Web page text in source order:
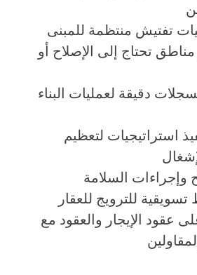
تفتيش منتظمة للمبنى
تحتاج إلى الإصلاح أو
دقيقة لعمليات البناء
استراتيجيات لتعظيم
وإجراءات السلامة
للترويج للعقار
عقود الإيجار والعقود مع